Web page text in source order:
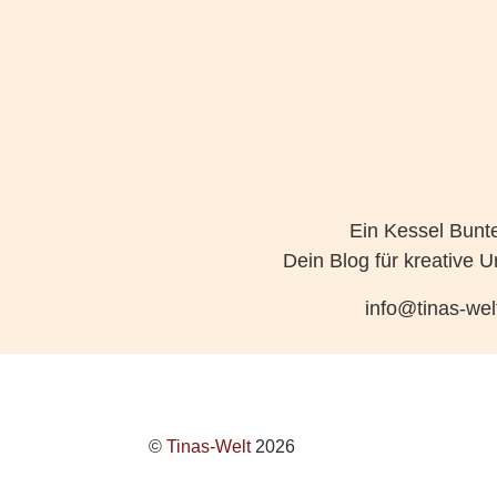
Ein Kessel
Dein Blog für kreative
info@tinas-
©Tinas-Welt2026